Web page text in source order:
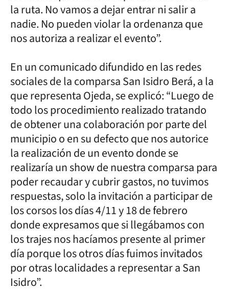
la ruta. No vamos a dejar entrar ni salir a
nadie. No pueden violar la ordenanza que
nos autoriza a realizar el evento”.
En un comunicado difundido en las redes
sociales de la comparsa San Isidro Berá, a la
que representa Ojeda, se explicó: “Luego de
todo los procedimiento realizado tratando
de obtener una colaboración por parte del
municipio o en su defecto que nos autorice
la realización de un evento donde se
realizaría un show de nuestra comparsa para
poder recaudar y cubrir gastos, no tuvimos
respuestas, solo la invitación a participar de
los corsos los días 4/11 y 18 de febrero
donde expresamos que si llegábamos con
los trajes nos hacíamos presente al primer
día porque los otros días fuimos invitados
por otras localidades a representar a San
Isidro”.